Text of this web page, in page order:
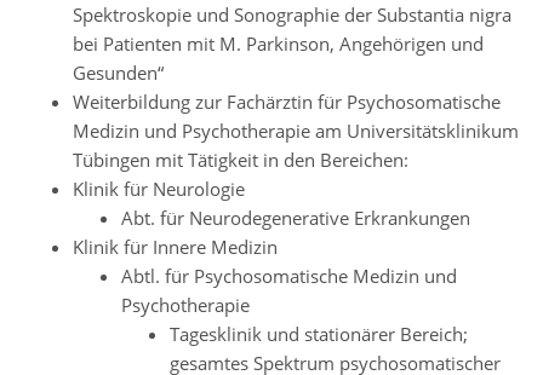
Spektroskopie und Sonographie der Substantia nigra
bei Patienten mit M. Parkinson, Angehörigen und
Gesunden“
Weiterbildung zur Fachärztin für Psychosomatische
Medizin und Psychotherapie am Universitätsklinikum
Tübingen mit Tätigkeit in den Bereichen:
Klinik für Neurologie
Abt. für Neurodegenerative Erkrankungen
Klinik für Innere Medizin
Abtl. für Psychosomatische Medizin und
Psychotherapie
Tagesklinik und stationärer Bereich;
gesamtes Spektrum psychosomatischer